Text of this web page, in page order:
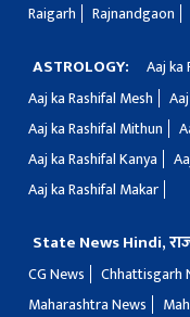
Raigarh
Rajnandgaon
ASTROLOGY: Aaj ka
Aaj ka Rashifal Mesh
Aaj ka Rashifal Mithun
Aaj ka Rashifal Kanya
Aaj ka Rashifal Makar
State News Hindi,
CG News
Chhattisgarh
Maharashtra News